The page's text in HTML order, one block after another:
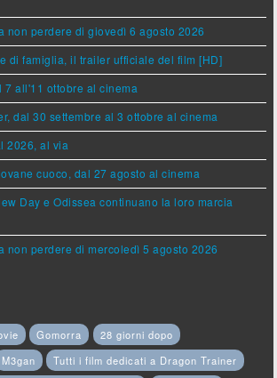
non perdere di giovedì 6 agosto 2026
di famiglia, il trailer ufficiale del film [HD]
7 all'11 ottobre al cinema
dal 30 settembre al 3 ottobre al cinema
2026, al via
cuoco, dal 27 agosto al cinema
Day e Odissea continuano la loro marcia
non perdere di mercoledì 5 agosto 2026
Gomorra
28 giorni dopo
M3gan
Tutti i film dedicati a Dragon Trainer